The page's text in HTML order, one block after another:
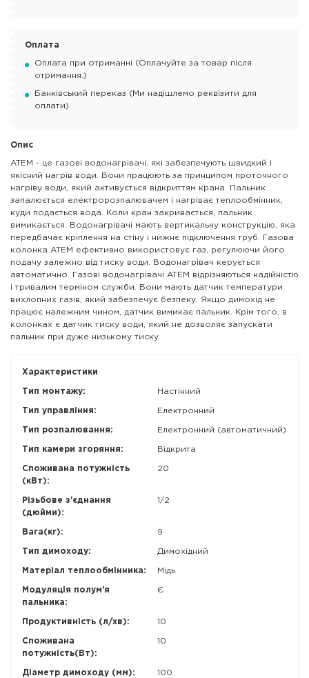
Оплата
Оплата при отриманні (Оплачуйте за товар після
отримання.)
Банківський переказ (Ми надішлемо реквізити для
оплати)
Опис
ATEM - це газові водонагрівачі, які забезпечують швидкий і
якісний нагрів води. Вони працюють за принципом проточного
нагріву води, який активується відкриттям крана. Пальник
запалюється електророзпалювачем і нагріває теплообмінник,
куди подається вода. Коли кран закривається, пальник
вимикається. Водонагрівачі мають вертикальну конструкцію, яка
передбачає кріплення на стіну і нижнє підключення труб. Газова
колонка ATEM ефективно використовує газ, регулюючи його
подачу залежно від тиску води. Водонагрівач керується
автоматично. Газові водонагрівачі ATEM відрізняються надійністю
і тривалим терміном служби. Вони мають датчик температури
вихлопних газів, який забезпечує безпеку. Якщо димохід не
працює належним чином, датчик вимикає пальник. Крім того, в
колонках є датчик тиску води, який не дозволяє запускати
пальник при дуже низькому тиску.
Характеристики
Тип монтажу: Настінний
Тип управління: Електронний
Тип розпалювання: Електронний (автоматичний)
Тип камери згоряння: Відкрита
Споживана потужність
(кВт):
20
Різьбове з'єднання
(дюйми):
1/2
Вага(кг): 9
Тип димоходу: Димохідний
Матеріал теплообмінника: Мідь
Модуляція полум'я
пальника:
Є
Продуктивність (л/хв): 10
Споживана
потужність(Вт):
10
Діаметр димоходу (мм): 100